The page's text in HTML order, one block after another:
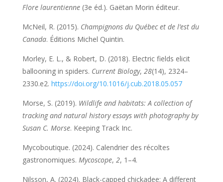
Flore laurentienne(3e éd.). Gaëtan Morin éditeur.
McNeil, R. (2015). Champignons du Québec et de l’est du
Canada. Éditions Michel Quintin.
Morley, E. L., & Robert, D. (2018). Electric fields elicit
ballooning in spiders. Current Biology, 28(14), 2324–
2330.e2. https://doi.org/10.1016/j.cub.2018.05.057
Morse, S. (2019). Wildlife and habitats: A collection of
tracking and natural history essays with photography by
Susan C. Morse. Keeping Track Inc.
Mycoboutique. (2024). Calendrier des récoltes
gastronomiques. Mycoscope, 2, 1–4.
Nilsson, A. (2024). Black-capped chickadee: A different